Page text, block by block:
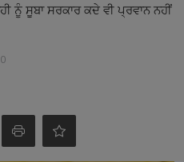
ਨੂੰ ਸੂਬਾ ਸਰਕਾਰ ਕਦੇ ਵੀ ਪ੍ਰਵਾਨ ਨਹੀਂ
0